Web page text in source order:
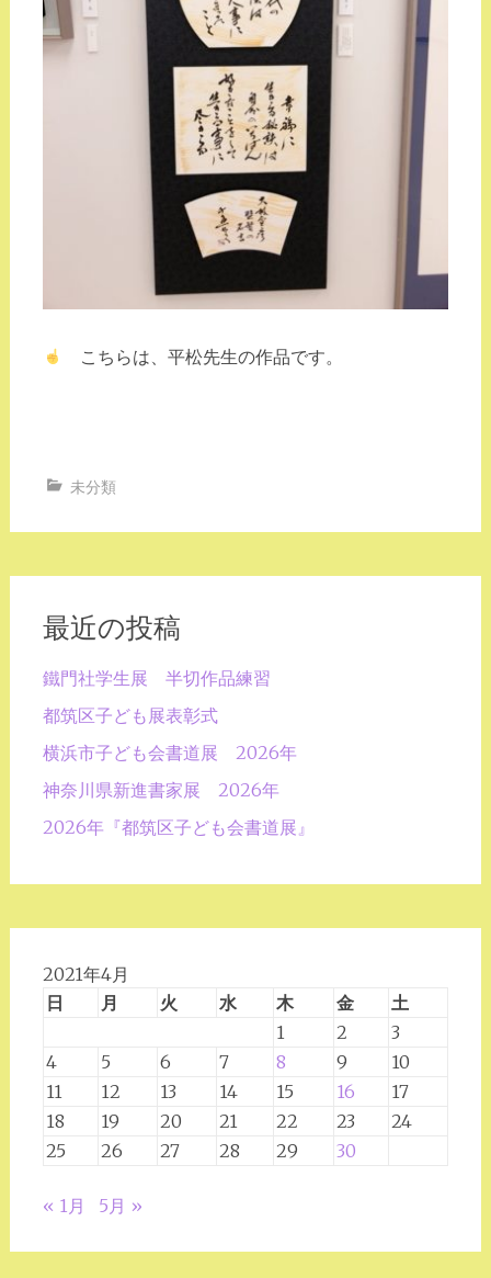
こちらは、平松先生の作品です。
未分類
最近の投稿
鐵門社学生展 半切作品練習
都筑区子ども展表彰式
横浜市子ども会書道展 2026年
神奈川県新進書家展 2026年
2026年『都筑区子ども会書道展』
2021年4月
日
月 火 水 木 金
土
1
2
3
4
5 6 7 8 9
10
11
12 13 14 15 16
17
18
19 20 21 22 23
24
25
26 27 28 29 30
« 1月 5月 »